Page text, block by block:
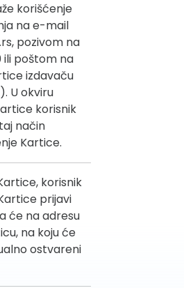
korišćenje
na e-mail
pozivom na
ili poštom na
izdavaču
U okviru
korisnik
način
Kartice.
korisnik
prijavi
će na adresu
na koju će
ostvareni